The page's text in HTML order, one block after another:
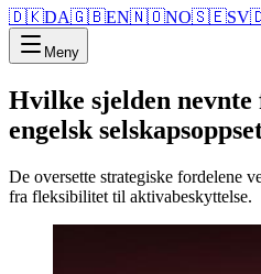
🇩🇰DA🇬🇧EN🇳🇴NO🇸🇪SV
Meny
Hvilke sjelden
engelsk
De oversette strategiske fordelene
fra fleksibilitet til aktivabeskyttelse.